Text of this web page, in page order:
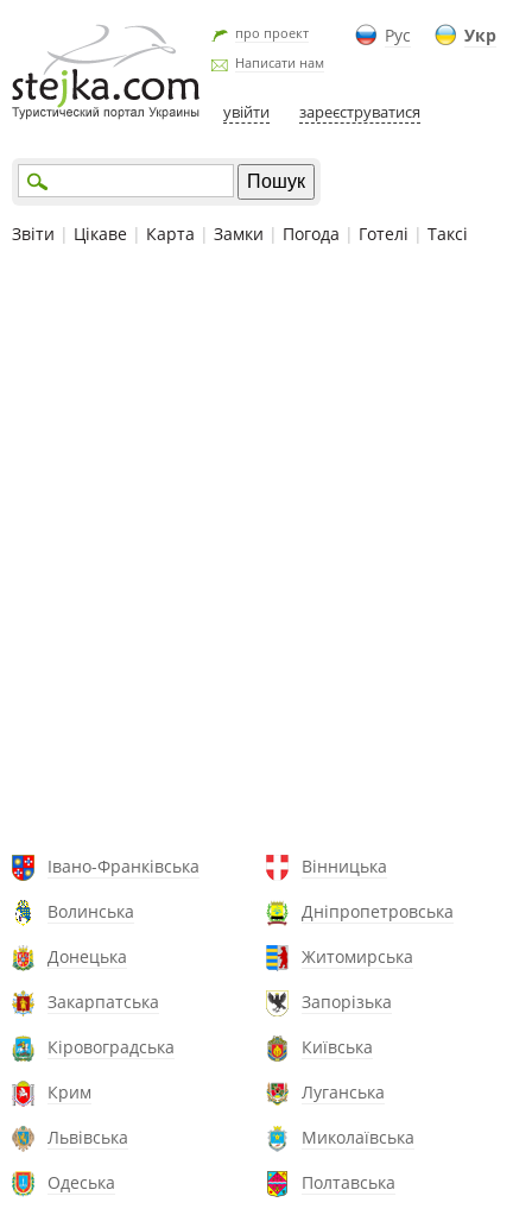
Рус Укр
про проект
Написати нам
увійти зареєструватися
Звіти | Цікаве | Карта | Замки | Погода | Готелі | Таксі
Івано-Франківська
Вінницька
Волинська
Дніпропетровська
Донецька
Житомирська
Закарпатська
Запорізька
Кіровоградська
Київська
Крим
Луганська
Львівська
Миколаївська
Одеська
Полтавська